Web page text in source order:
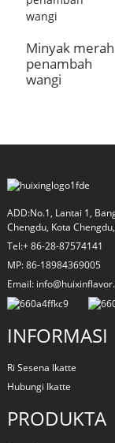
Minyak merah
penambah
wangi
ADD:No.1, Lantai 1,
Chengdu, Kota
Tel:+ 86-28-87574141
MP: 86-18984369005
Email:
INFORMASI
Ri Sesena Ikatte
Hubungi Ikatte
PRODUKTA